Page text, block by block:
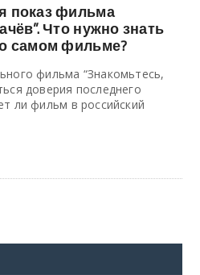
показ фильма
Что нужно знать
самом фильме?
фильма “Знакомьтесь,
доверия последнего
ли фильм в российский